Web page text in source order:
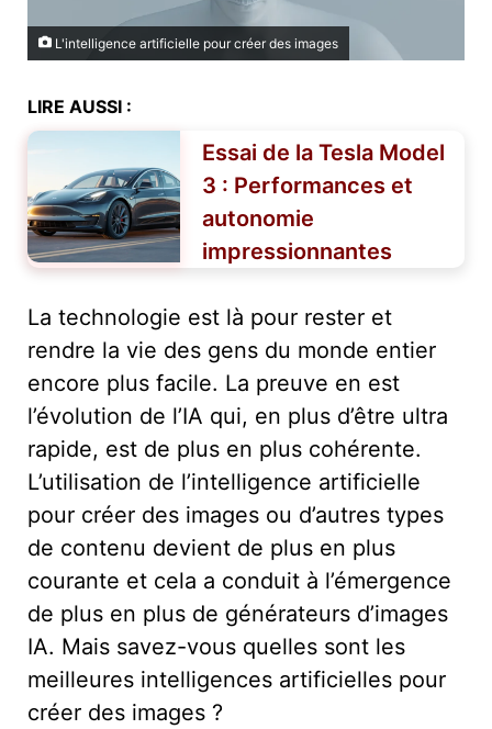
L'intelligence artificielle pour créer des images
LIRE AUSSI :
Essai de la Tesla Model
3 : Performances et
autonomie
impressionnantes
La technologie est là pour rester et
rendre la vie des gens du monde entier
encore plus facile. La preuve en est
l’évolution de l’IA qui, en plus d’être ultra
rapide, est de plus en plus cohérente.
L’utilisation de l’intelligence artificielle
pour créer des images ou d’autres types
de contenu devient de plus en plus
courante et cela a conduit à l’émergence
de plus en plus de générateurs d’images
IA. Mais savez-vous quelles sont les
meilleures intelligences artificielles pour
créer des images ?